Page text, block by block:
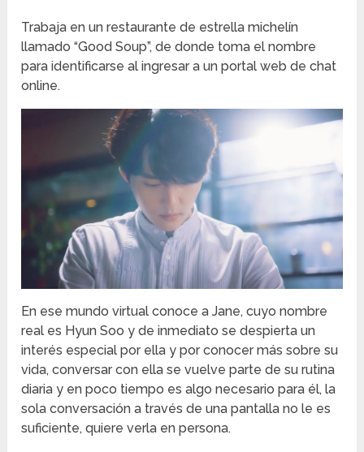
Trabaja en un restaurante de estrella michelín
llamado “Good Soup”, de donde toma el nombre
para identificarse al ingresar a un portal web de chat
online.
En ese mundo virtual conoce a Jane, cuyo nombre
real es Hyun Soo y de inmediato se despierta un
interés especial por ella y por conocer más sobre su
vida, conversar con ella se vuelve parte de su rutina
diaria y en poco tiempo es algo necesario para él, la
sola conversación a través de una pantalla no le es
suficiente, quiere verla en persona.